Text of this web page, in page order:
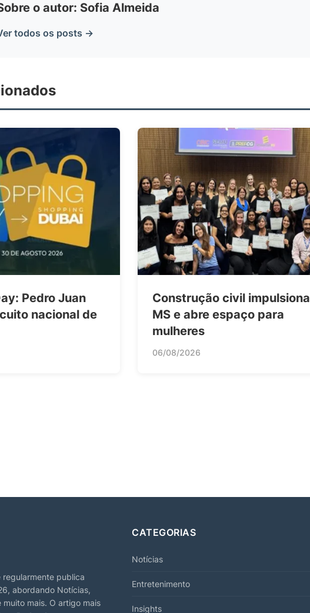
o autor: Sofia Almeida
todos os posts →
Pedro Juan
nacional de
Construção civil impulsiona
MS e abre espaço para
mulheres
06/08/2026
regularmente publica
abordando Notícias,
mais. O artigo mais
CATEGORIAS
Notícias
Entretenimento
Insights